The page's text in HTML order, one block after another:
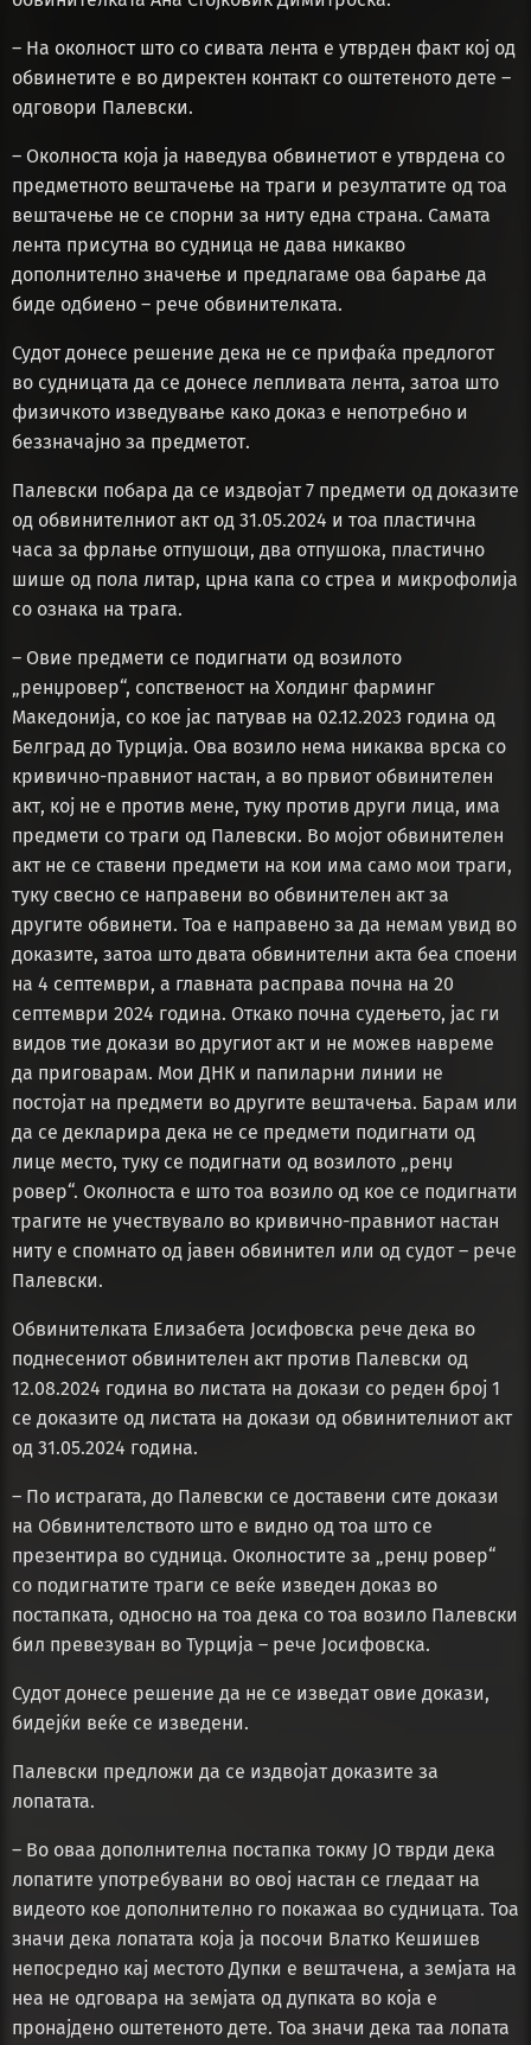
– На околност што со сивата лента е утврден факт кој од
обвинетите е во директен контакт со оштетеното дете –
одговори Палевски.
– Околноста која ја наведува обвинетиот е утврдена со
предметното вештачење на траги и резултатите од тоа
вештачење не се спорни за ниту една страна. Самата
лента присутна во судница не дава никакво
дополнително значење и предлагаме ова барање да
биде одбиено – рече обвинителката.
Судот донесе решение дека не се прифаќа предлогот
во судницата да се донесе лепливата лента, затоа што
физичкото изведување како доказ е непотребно и
беззначајно за предметот.
Палевски побара да се издвојат 7 предмети од доказите
од обвинителниот акт од 31.05.2024 и тоа пластична
часа за фрлање отпушоци, два отпушока, пластично
шише од пола литар, црна капа со стреа и микрофолија
со ознака на трага.
– Овие предмети се подигнати од возилото
„ренџровер“, сопственост на Холдинг фарминг
Македонија, со кое јас патував на 02.12.2023 година од
Белград до Турција. Ова возило нема никаква врска со
кривично-правниот настан, а во првиот обвинителен
акт, кој не е против мене, туку против други лица, има
предмети со траги од Палевски. Во мојот обвинителен
акт не се ставени предмети на кои има само мои траги,
туку свесно се направени во обвинителен акт за
другите обвинети. Тоа е направено за да немам увид во
доказите, затоа што двата обвинителни акта беа споени
на 4 септември, а главната расправа почна на 20
септември 2024 година. Откако почна судењето, јас ги
видов тие докази во другиот акт и не можев навреме
да приговарам. Мои ДНК и папиларни линии не
постојат на предмети во другите вештачења. Барам или
да се декларира дека не се предмети подигнати од
лице место, туку се подигнати од возилото „ренџ
ровер“. Околноста е што тоа возило од кое се подигнати
трагите не учествувало во кривично-правниот настан
ниту е спомнато од јавен обвинител или од судот – рече
Палевски.
Обвинителката Елизабета Јосифовска рече дека во
поднесениот обвинителен акт против Палевски од
12.08.2024 година во листата на докази со реден број 1
се доказите од листата на докази од обвинителниот акт
од 31.05.2024 година.
– По истрагата, до Палевски се доставени сите докази
на Обвинителството што е видно од тоа што се
презентира во судница. Околностите за „ренџ ровер“
со подигнатите траги се веќе изведен доказ во
постапката, односно на тоа дека со тоа возило Палевски
бил превезуван во Турција – рече Јосифовска.
Судот донесе решение да не се изведат овие докази,
бидејќи веќе се изведени.
Палевски предложи да се издвојат доказите за
лопатата.
– Во оваа дополнителна постапка токму ЈО тврди дека
лопатите употребувани во овој настан се гледаат на
видеото кое дополнително го покажаа во судницата. Тоа
значи дека лопатата која ја посочи Влатко Кешишев
непосредно кај местото Дупки е вештачена, а земјата на
неа не одговара на земјата од дупката во која е
пронајдено оштетеното дете. Тоа значи дека таа лопата